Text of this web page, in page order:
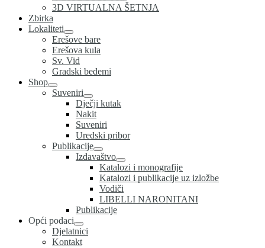
3D VIRTUALNA ŠETNJA
Zbirka
Lokaliteti
Erešove bare
Erešova kula
Sv. Vid
Gradski bedemi
Shop
Suveniri
Dječji kutak
Nakit
Suveniri
Uredski pribor
Publikacije
Izdavaštvo
Katalozi i monografije
Katalozi i publikacije uz izložbe
Vodiči
LIBELLI NARONITANI
Publikacije
Opći podaci
Djelatnici
Kontakt